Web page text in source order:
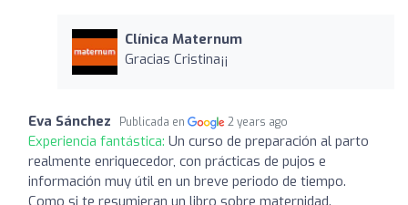
Clínica Maternum
Gracias Cristina¡¡
Eva Sánchez Publicada en 2 years ago
Experiencia fantástica: Un curso de preparación al parto
realmente enriquecedor, con prácticas de pujos e
información muy útil en un breve periodo de tiempo.
Como si te resumieran un libro sobre maternidad.